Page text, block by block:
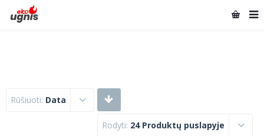
Rūšiuoti: Data
Rodyti: 24 Produktų puslapyje